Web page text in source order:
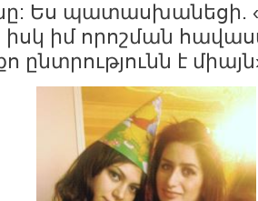
Ես պատասխանեցի.
իսկ իմ որոշման
ընտրությունն է